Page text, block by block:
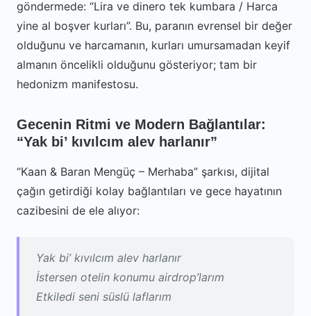
göndermede: “Lira ve dinero tek kumbara / Harca
yine al boşver kurları”. Bu, paranın evrensel bir değer
olduğunu ve harcamanın, kurları umursamadan keyif
almanın öncelikli olduğunu gösteriyor; tam bir
hedonizm manifestosu.
Gecenin Ritmi ve Modern Bağlantılar:
“Yak bi’ kıvılcım alev harlanır”
“Kaan & Baran Mengüç – Merhaba” şarkısı, dijital
çağın getirdiği kolay bağlantıları ve gece hayatının
cazibesini de ele alıyor:
Yak bi’ kıvılcım alev harlanır
İstersen otelin konumu airdrop’larım
Etkiledi seni süslü laflarım